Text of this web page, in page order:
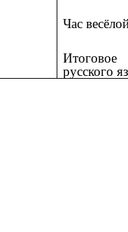
Час
русского